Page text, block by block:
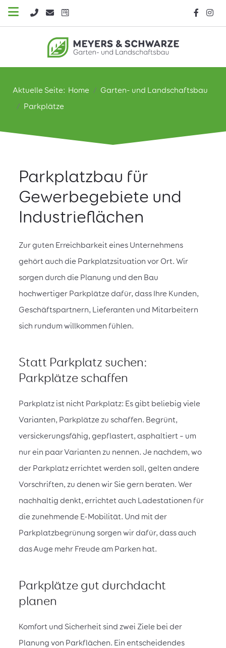
Aktuelle Seite: Home
Garten- und Landschaftsbau
Parkplätze
Parkplatzbau für
Gewerbegebiete und
Industrieflächen
Zur guten Erreichbarkeit eines Unternehmens
gehört auch die Parkplatzsituation vor Ort. Wir
sorgen durch die Planung und den Bau
hochwertiger Parkplätze dafür, dass Ihre Kunden,
Geschäftspartnern, Lieferanten und Mitarbeitern
sich rundum willkommen fühlen.
Statt Parkplatz suchen:
Parkplätze schaffen
Parkplatz ist nicht Parkplatz: Es gibt beliebig viele
Varianten, Parkplätze zu schaffen. Begrünt,
versickerungsfähig, gepflastert, asphaltiert – um
nur ein paar Varianten zu nennen. Je nachdem, wo
der Parkplatz errichtet werden soll, gelten andere
Vorschriften, zu denen wir Sie gern beraten. Wer
nachhaltig denkt, errichtet auch Ladestationen für
die zunehmende E-Mobilität. Und mit der
Parkplatzbegrünung sorgen wir dafür, dass auch
das Auge mehr Freude am Parken hat.
Parkplätze gut durchdacht
planen
Komfort und Sicherheit sind zwei Ziele bei der
Planung von Parkflächen. Ein entscheidendes